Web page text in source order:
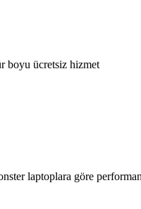
boyu ücretsiz hizmet
laptoplara göre